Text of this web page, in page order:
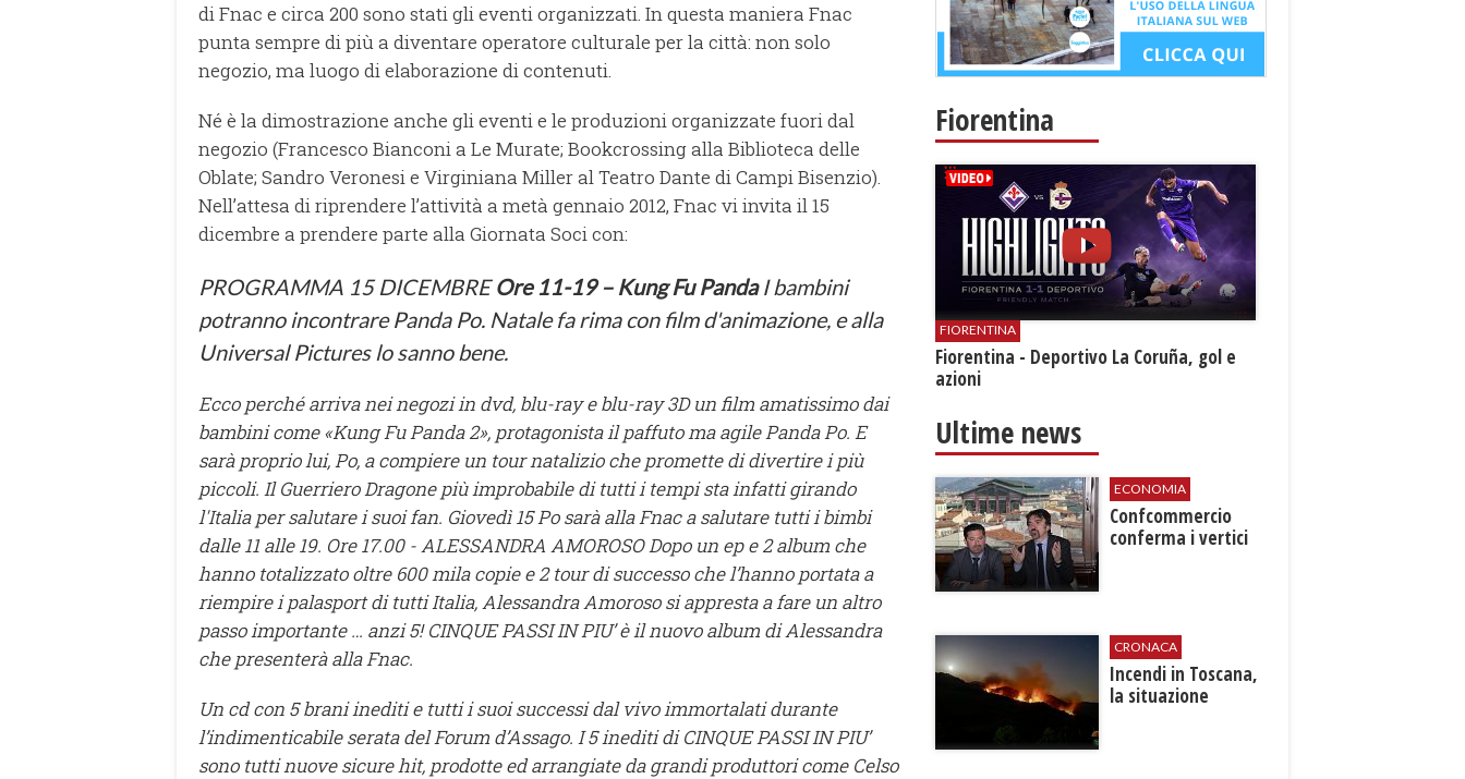
di Fnac e circa 200 sono stati gli eventi organizzati. In questa maniera Fnac
punta sempre di più a diventare operatore culturale per la città: non solo
negozio, ma luogo di elaborazione di contenuti.
Né è la dimostrazione anche gli eventi e le produzioni organizzate fuori dal
negozio (Francesco Bianconi a Le Murate; Bookcrossing alla Biblioteca delle
Oblate; Sandro Veronesi e Virginiana Miller al Teatro Dante di Campi Bisenzio).
Nell’attesa di riprendere l’attività a metà gennaio 2012, Fnac vi invita il 15
dicembre a prendere parte alla Giornata Soci con:
PROGRAMMA 15 DICEMBREOre 11-19 – Kung Fu PandaI bambini
potranno incontrare Panda Po. Natale fa rima con film d'animazione, e alla
Universal Pictures lo sanno bene.
Ecco perché arriva nei negozi in dvd, blu-ray e blu-ray 3D un film amatissimo dai
bambini come «Kung Fu Panda 2», protagonista il paffuto ma agile Panda Po. E
sarà proprio lui, Po, a compiere un tour natalizio che promette di divertire i più
piccoli. Il Guerriero Dragone più improbabile di tutti i tempi sta infatti girando
l'Italia per salutare i suoi fan. Giovedì 15 Po sarà alla Fnac a salutare tutti i bimbi
dalle 11 alle 19. Ore 17.00 - ALESSANDRA AMOROSO Dopo un ep e 2 album che
hanno totalizzato oltre 600 mila copie e 2 tour di successo che l’hanno portata a
riempire i palasport di tutti Italia, Alessandra Amoroso si appresta a fare un altro
passo importante … anzi 5! CINQUE PASSI IN PIU’ è il nuovo album di Alessandra
che presenterà alla Fnac.
Un cd con 5 brani inediti e tutti i suoi successi dal vivo immortalati durante
l’indimenticabile serata del Forum d’Assago. I 5 inediti di CINQUE PASSI IN PIU’
sono tutti nuove sicure hit, prodotte ed arrangiate da grandi produttori come Celso
Fiorentina
FIORENTINA
Fiorentina - Deportivo La Coruña, gol e
azioni
Ultime news
ECONOMIA
Confcommercio
conferma i vertici
CRONACA
Incendi in Toscana,
la situazione